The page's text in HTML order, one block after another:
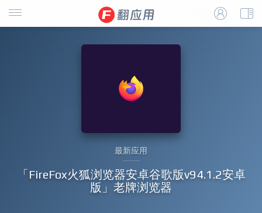
最新应用
「FireFox火狐浏览器安卓谷歌版v94.1.2安卓
版」老牌浏览器